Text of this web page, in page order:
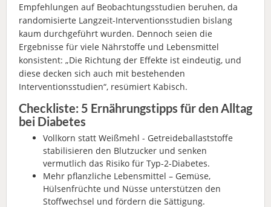
Empfehlungen auf Beobachtungsstudien beruhen, da
randomisierte Langzeit-Interventionsstudien bislang
kaum durchgeführt wurden. Dennoch seien die
Ergebnisse für viele Nährstoffe und Lebensmittel
konsistent: „Die Richtung der Effekte ist eindeutig, und
diese decken sich auch mit bestehenden
Interventionsstudien“, resümiert Kabisch.
Checkliste: 5 Ernährungstipps für den Alltag
bei Diabetes
Vollkorn statt Weißmehl - Getreideballaststoffe
stabilisieren den Blutzucker und senken
vermutlich das Risiko für Typ-2-Diabetes.
Mehr pflanzliche Lebensmittel – Gemüse,
Hülsenfrüchte und Nüsse unterstützen den
Stoffwechsel und fördern die Sättigung.